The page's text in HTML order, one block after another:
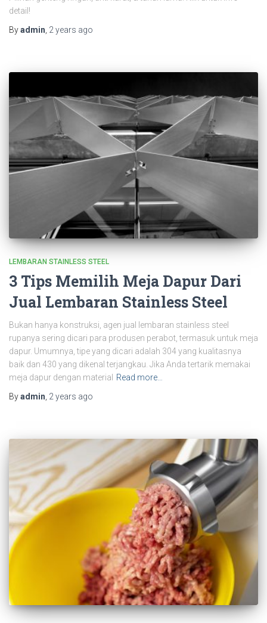
detail!
Byadmin, 2 years ago
LEMBARAN STAINLESS STEEL
3 Tips Memilih Meja Dapur Dari
Jual Lembaran Stainless Steel
Bukan hanya konstruksi, agen jual lembaran stainless steel
rupanya sering dicari para produsen perabot, termasuk untuk meja
dapur. Umumnya, tipe yang dicari adalah 304 yang kualitasnya
baik dan 430 yang dikenal terjangkau. Jika Anda tertarik memakai
meja dapur dengan material
Read more…
Byadmin 2 years ago